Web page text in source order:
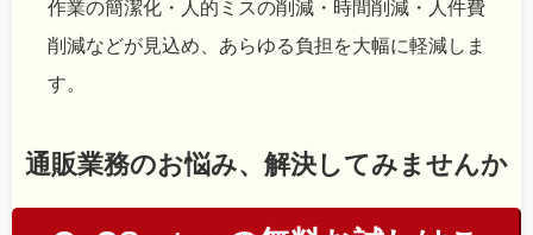
作業の簡潔化・人的ミスの削減・時間削減・人件費
削減などが見込め、あらゆる負担を大幅に軽減しま
す。
通販業務のお悩み、解決してみませんか